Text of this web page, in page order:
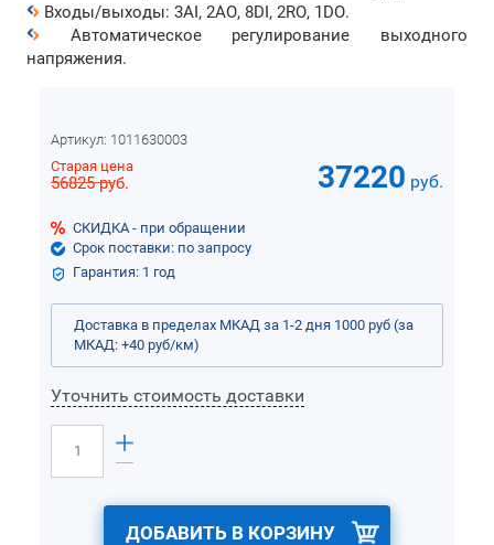
Входы/выходы: 3AI, 2AO, 8DI, 2RO, 1DO.
Автоматическое регулирование выходного
напряжения.
Артикул: 1011630003
Старая цена
56825руб. 37220 руб.
СКИДКА - при обращении
Срок поставки: по запросу
Гарантия: 1 год
Доставка в пределах МКАД за 1-2 дня 1000 руб (за
МКАД: +40 руб/км)
Уточнить стоимость доставки
ДОБАВИТЬ В КОРЗИНУ